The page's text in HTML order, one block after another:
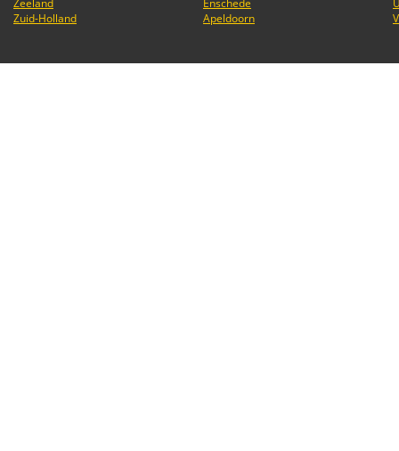
Zuid-Holland
Apeldoorn